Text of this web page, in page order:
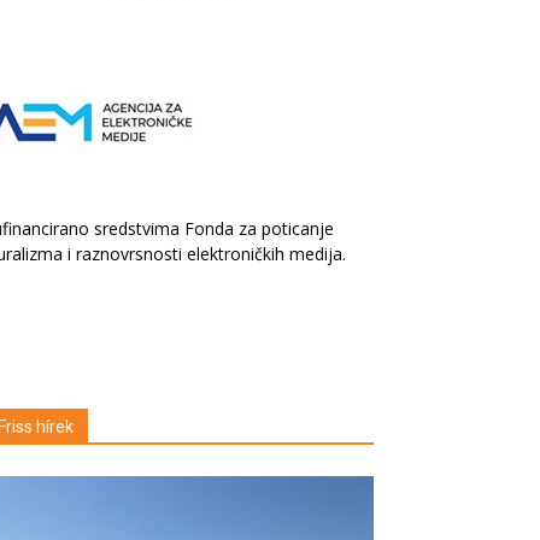
sredstvima Fonda za poticanje
i raznovrsnosti elektroničkih medija.
Friss hírek